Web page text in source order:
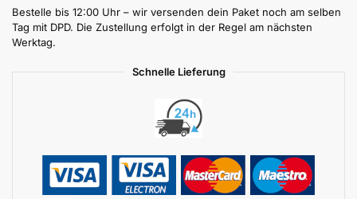
Bestelle bis 12:00 Uhr – wir versenden dein Paket noch am selben
Tag mit DPD. Die Zustellung erfolgt in der Regel am nächsten
Werktag.
Schnelle Lieferung